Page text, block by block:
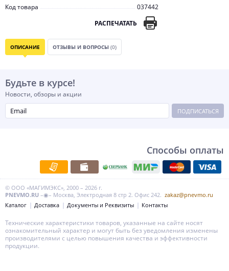
Код товара
037442
РАСПЕЧАТАТЬ
ОПИСАНИЕ ОТЗЫВЫ И ВОПРОСЫ (0)
Будьте в курсе!
Новости, обзоры и акции
ПОДПИСАТЬСЯ
Способы оплаты
© ООО «МАГИМЭКС», 2000 – 2026 г.
PNEVMO.RU –◉– Москва, Электродная 8 стр 2. Офис 242. zakaz@pnevmo.ru
Каталог
Доставка Документы и Реквизиты Контакты
Технические характеристики товаров, указанные на сайте носят
ознакомительный характер и могут быть без уведомления изменены
производителями с целью повышения качества и эффективности
продукции.